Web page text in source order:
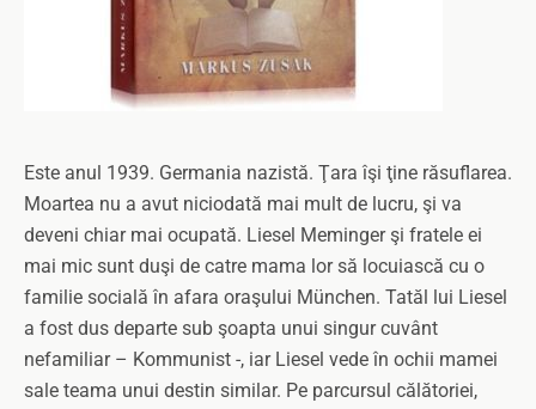
Este anul 1939. Germania nazistă. Ţara îşi ţine răsuflarea.
Moartea nu a avut niciodată mai mult de lucru, şi va
deveni chiar mai ocupată. Liesel Meminger şi fratele ei
mai mic sunt duşi de catre mama lor să locuiască cu o
familie socială în afara oraşului München. Tatăl lui Liesel
a fost dus departe sub şoapta unui singur cuvânt
nefamiliar – Kommunist -, iar Liesel vede în ochii mamei
sale teama unui destin similar. Pe parcursul călătoriei,